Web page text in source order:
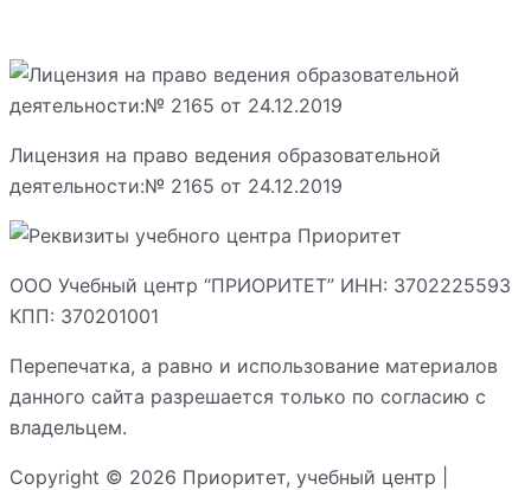
Лицензия на право ведения образовательной
деятельности:№ 2165 от 24.12.2019
ООО Учебный центр “ПРИОРИТЕТ” ИНН: 3702225593
КПП: 370201001
Перепечатка, а равно и использование материалов
данного сайта разрешается только по согласию с
владельцем.
Copyright © 2026 Приоритет, учебный центр |